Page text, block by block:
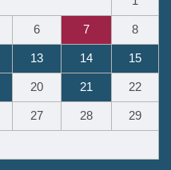
6 7 8
13 14 15
20 21 22
27 28 29